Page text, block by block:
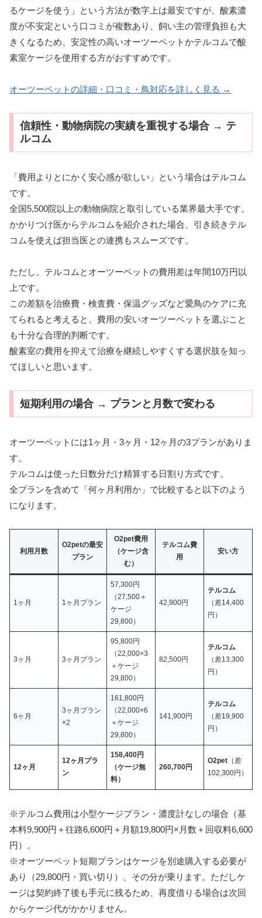
るケージを使う」という方法が数字上は最安ですが、酸素濃
度が不安定という口コミが複数あり、飼い主の管理負担も大
きくなるため、安定性の高いオーツーペットかテルコムで酸
素室ケージを使用する方がおすすめです。
オーツーペットの詳細・口コミ・鳥対応を詳しく見る →
信頼性・動物病院の実績を重視する場合 → テ
ルコム
「費用よりとにかく安心感が欲しい」という場合はテルコム
です。
全国5,500院以上の動物病院と取引している業界最大手です。
かかりつけ医からテルコムを紹介された場合、引き続きテル
コムを使えば担当医との連携もスムーズです。
ただし、テルコムとオーツーペットの費用差は年間10万円以
上です。
この差額を治療費・検査費・保温グッズなど愛鳥のケアに充
てられると考えると、費用の安いオーツーペットを選ぶこと
も十分な合理的判断です。
酸素室の費用を抑えて治療を継続しやすくする選択肢を知っ
てほしいと思います。
短期利用の場合 → プランと月数で変わる
オーツーペットには1ヶ月・3ヶ月・12ヶ月の3プランがありま
す。
テルコムは使った日数分だけ精算する日割り方式です。
全プランを含めて「何ヶ月利用か」で比較すると以下のよう
になります。
利用月数
O2petの最安
プラン
O2pet費用
（ケージ含
む）
テルコム費
用
安い方
1ヶ月 1ヶ月プラン
57,300円
（27,500＋
ケージ
29,800）
42,900円
テルコム
（差14,400
円）
3ヶ月 3ヶ月プラン
95,800円
（22,000×3
＋ケージ
29,800）
82,500円
テルコム
（差13,300
円）
6ヶ月
3ヶ月プラン
×2
161,800円
（22,000×6
＋ケージ
29,800）
141,900円
テルコム
（差19,900
円）
12ヶ月
12ヶ月プラ
ン
158,400円
（ケージ無
料）
260,700円
O2pet （差
102,300円）
※テルコム費用は小型ケージプラン・濃度計なしの場合（基
本料9,900円＋往路6,600円＋月額19,800円×月数＋回収料6,600
円）。
※オーツーペット短期プランはケージを別途購入する必要が
あり（29,800円・買い切り）、その分が乗ります。ただしケ
ージは契約終了後も手元に残るため、再度借りる場合は次回
からケージ代がかかりません。